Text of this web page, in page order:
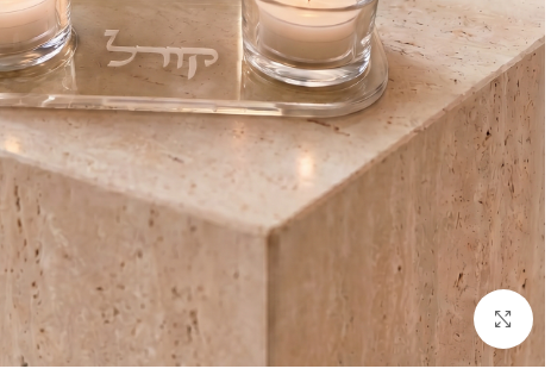
להגדלת התמונה